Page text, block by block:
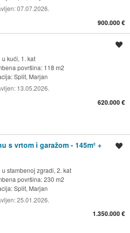
07.07.2026.
900.000 €
u kući, 1. kat
površina: 118 m2
Split, Marjan
13.05.2026.
620.000 €
s vrtom i garažom - 145m² +
u stambenoj zgradi, 2. kat
površina: 230 m2
Split, Marjan
25.01.2026.
1.350.000 €